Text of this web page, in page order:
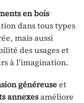
en bois
dans tous types
mais aussi
des usages et
à l’imagination.
généreuseet
annexesaméliore